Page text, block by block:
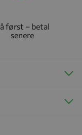
først – betal
senere